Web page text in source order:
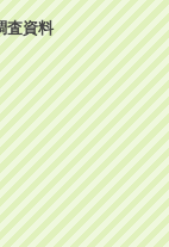
査資料